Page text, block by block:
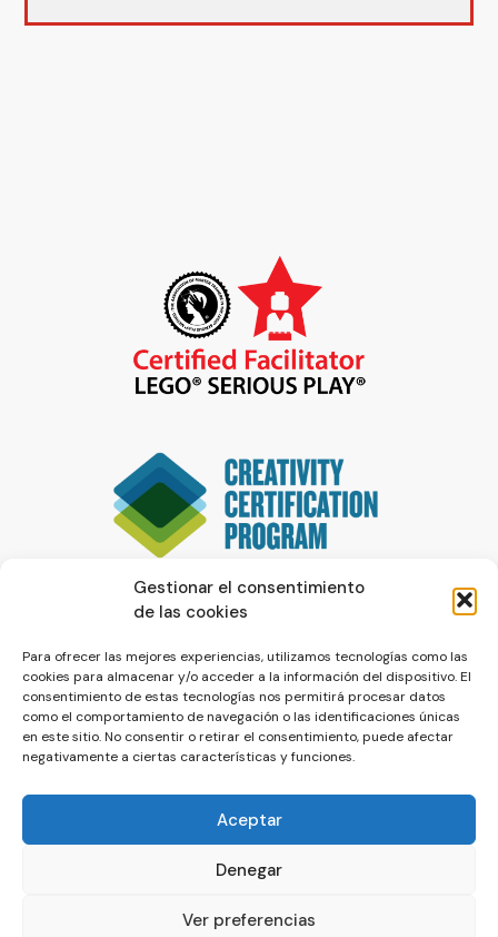
Gestionar el consentimiento
de las cookies
Para ofrecer las mejores experiencias, utilizamos tecnologías como las
cookies para almacenar y/o acceder a la información del dispositivo. El
consentimiento de estas tecnologías nos permitirá procesar datos
como el comportamiento de navegación o las identificaciones únicas
en este sitio. No consentir o retirar el consentimiento, puede afectar
negativamente a ciertas características y funciones.
Aceptar
Denegar
Ver preferencias
© La Servilleta - El Blog de Paco Prieto